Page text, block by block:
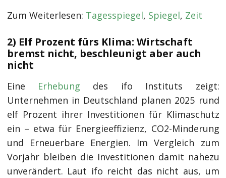
Zum Weiterlesen: Tagesspiegel, Spiegel, Zeit
2) Elf Prozent fürs Klima: Wirtschaft
bremst nicht, beschleunigt aber auch
nicht
Eine Erhebung des ifo Instituts zeigt:
Unternehmen in Deutschland planen 2025 rund
elf Prozent ihrer Investitionen für Klimaschutz
ein – etwa für Energieeffizienz, CO2-Minderung
und Erneuerbare Energien. Im Vergleich zum
Vorjahr bleiben die Investitionen damit nahezu
unverändert. Laut ifo reicht das nicht aus, um